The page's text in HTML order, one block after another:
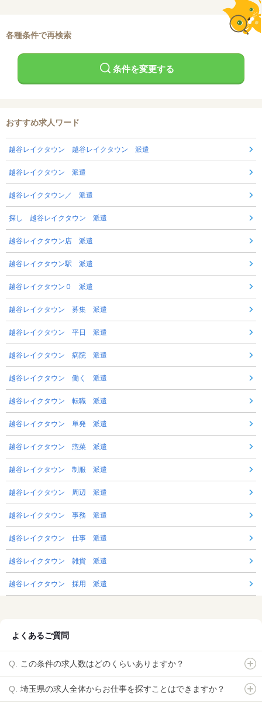
各種条件で再検索
条件を変更する
おすすめ求人ワード
越谷レイクタウン 越谷レイクタウン 派遣
越谷レイクタウン 派遣
越谷レイクタウン／ 派遣
探し 越谷レイクタウン 派遣
越谷レイクタウン店 派遣
越谷レイクタウン駅 派遣
越谷レイクタウン０ 派遣
越谷レイクタウン 募集 派遣
越谷レイクタウン 平日 派遣
越谷レイクタウン 病院 派遣
越谷レイクタウン 働く 派遣
越谷レイクタウン 転職 派遣
越谷レイクタウン 単発 派遣
越谷レイクタウン 惣菜 派遣
越谷レイクタウン 制服 派遣
越谷レイクタウン 周辺 派遣
越谷レイクタウン 事務 派遣
越谷レイクタウン 仕事 派遣
越谷レイクタウン 雑貨 派遣
越谷レイクタウン 採用 派遣
よくあるご質問
この条件の求人数はどのくらいありますか？
埼玉県の求人全体からお仕事を探すことはできますか？